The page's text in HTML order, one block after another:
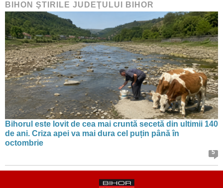
BIHON ŞTIRILE JUDEŢULUI BIHOR
Bihorul este lovit de cea mai cruntă secetă din ultimii 140
de ani. Criza apei va mai dura cel puțin până în
octombrie
5